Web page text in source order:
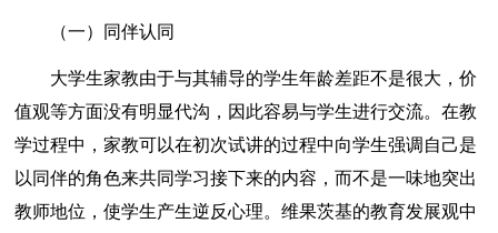
（一）同伴认同
大学生家教由于与其辅导的学生年龄差距不是很大，价
值观等方面没有明显代沟，因此容易与学生进行交流。在教
学过程中，家教可以在初次试讲的过程中向学生强调自己是
以同伴的角色来共同学习接下来的内容，而不是一味地突出
教师地位，使学生产生逆反心理。维果茨基的教育发展观中